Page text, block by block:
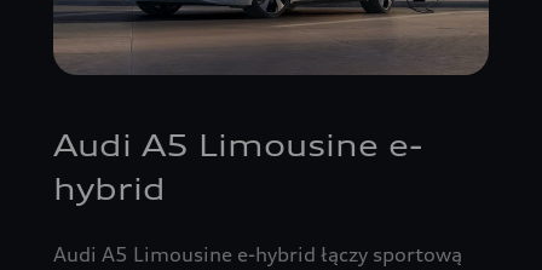
Audi A5 Limousine e-
hybrid
Audi A5 Limousine e-hybrid łączy sportową